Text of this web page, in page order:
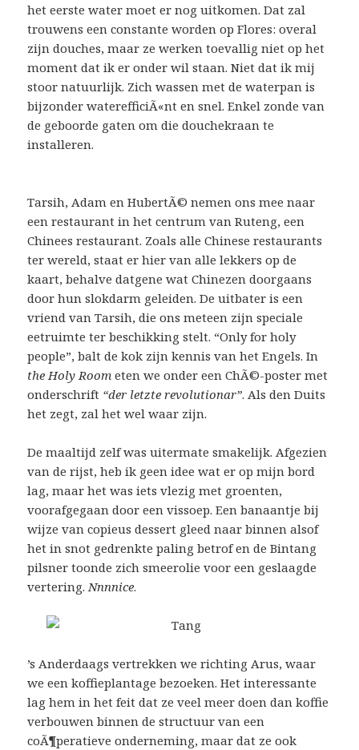
het eerste water moet er nog uitkomen. Dat zal
trouwens een constante worden op Flores: overal
zijn douches, maar ze werken toevallig niet op het
moment dat ik er onder wil staan. Niet dat ik mij
stoor natuurlijk. Zich wassen met de waterpan is
bijzonder waterefficiÃ«nt en snel. Enkel zonde van
de geboorde gaten om die douchekraan te
installeren.
Tarsih, Adam en HubertÃ© nemen ons mee naar
een restaurant in het centrum van Ruteng, een
Chinees restaurant. Zoals alle Chinese restaurants
ter wereld, staat er hier van alle lekkers op de
kaart, behalve datgene wat Chinezen doorgaans
door hun slokdarm geleiden. De uitbater is een
vriend van Tarsih, die ons meteen zijn speciale
eetruimte ter beschikking stelt. “Only for holy
people”, balt de kok zijn kennis van het Engels. In
the Holy Room eten we onder een ChÃ©-poster met
onderschrift “der letzte revolutionar”. Als den Duits
het zegt, zal het wel waar zijn.
De maaltijd zelf was uitermate smakelijk. Afgezien
van de rijst, heb ik geen idee wat er op mijn bord
lag, maar het was iets vlezig met groenten,
voorafgegaan door een vissoep. Een banaantje bij
wijze van copieus dessert gleed naar binnen alsof
het in snot gedrenkte paling betrof en de Bintang
pilsner toonde zich smeerolie voor een geslaagde
vertering. Nnnnice.
’s Anderdaags vertrekken we richting Arus, waar
we een koffieplantage bezoeken. Het interessante
lag hem in het feit dat ze veel meer doen dan koffie
verbouwen binnen de structuur van een
coÃ¶peratieve onderneming, maar dat ze ook